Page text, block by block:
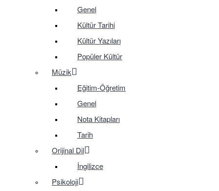
Genel
Kültür Tarihi
Kültür Yazıları
Popüler Kültür
Müzik
Eğitim-Öğretim
Genel
Nota Kitapları
Tarih
Orijinal Dil
İngilizce
Psikoloji